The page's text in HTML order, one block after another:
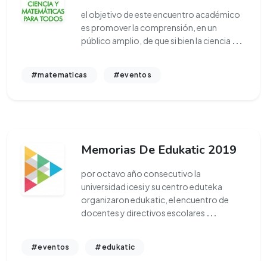
el objetivo de este encuentro académico
es promover la comprensión, en un
público amplio, de que si bien la ciencia ...
#matematicas #eventos
Memorias De Edukatic 2019
por octavo año consecutivo la
universidad icesi y su centro eduteka
organizaron edukatic, el encuentro de
docentes y directivos escolares ...
#eventos #edukatic